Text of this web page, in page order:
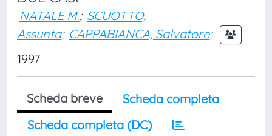
NATALE M.; SCUOTTO,
Assunta; CAPPABIANCA, Salvatore;
1997
Scheda breve
Scheda completa
Scheda completa (DC)